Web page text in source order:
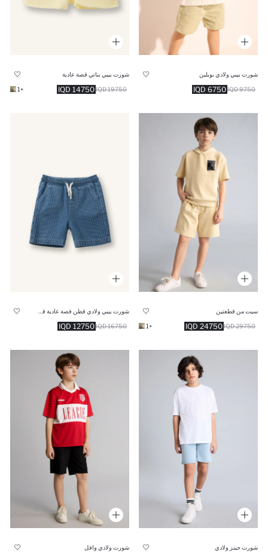
شورت بيبي ولادي بوبلين
6750 IQD 9750 IQD
شورت بيبي بناتي قصة عادية
14750 IQD 19750 IQD
+1
سيت من قطعتين
24750 IQD 29750 IQD
+1
12750 IQD 16750 IQD
شورت جينز ولادي شورت ولادي وافل